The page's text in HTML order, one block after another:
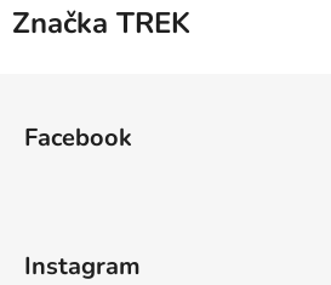
Značka TREK
Facebook
Instagram